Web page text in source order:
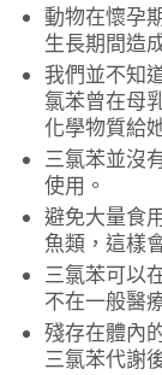
動物在懷孕
生長期間造
我們並不知
氯苯曾在母
化學物質給
三氯苯並沒
使用。
避免大量食
魚類，這樣
三氯苯可以
不在一般醫
殘存在體內
三氯苯代謝